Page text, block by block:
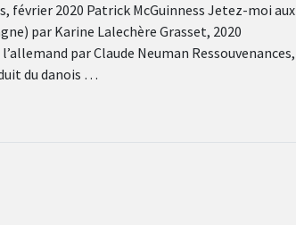
février 2020 Patrick McGuinness Jetez-moi aux
par Karine Lalechère Grasset, 2020
par Claude Neuman Ressouvenances,
du danois …